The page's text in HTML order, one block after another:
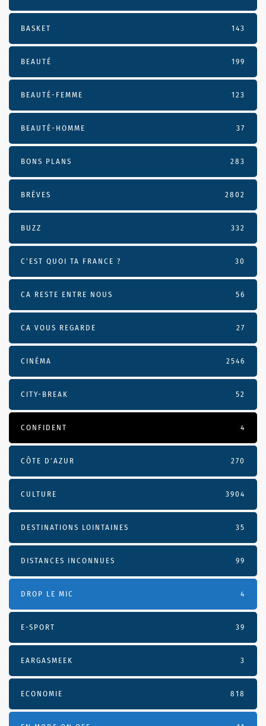
BASKET 143
BEAUTÉ 199
BEAUTÉ-FEMME 123
BEAUTÉ-HOMME 37
BONS PLANS 283
BRÈVES 2802
BUZZ 332
C'EST QUOI TA FRANCE ? 30
CA RESTE ENTRE NOUS 56
CA VOUS REGARDE 27
CINÉMA 2546
CITY-BREAK 52
CONFIDENT 4
CÔTE D’AZUR 270
CULTURE 3904
DESTINATIONS LOINTAINES 35
DISTANCES INCONNUES 99
DROP LE MIC 4
E-SPORT 39
EARGASMEEK 3
ECONOMIE 818